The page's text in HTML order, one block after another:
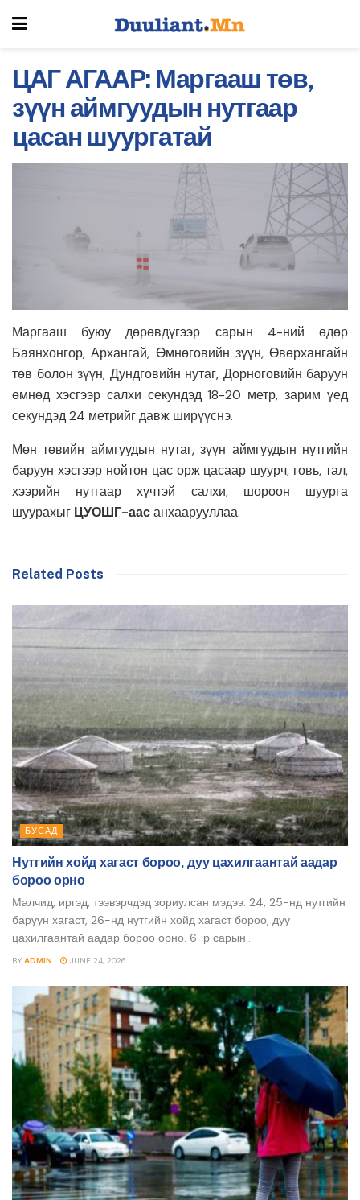
ЦАГ АГААР: Маргааш төв,
зүүн аймгуудын нутгаар
цасан шуургатай
Маргааш буюу дөрөвдүгээр сарын 4-ний өдөр
Баянхонгор, Архангай, Өмнөговийн зүүн, Өвөрхангайн
төв болон зүүн, Дундговийн нутаг, Дорноговийн баруун
өмнөд хэсгээр салхи секундэд 18-20 метр, зарим үед
секундэд 24 метрийг давж ширүүснэ.
Мөн төвийн аймгуудын нутаг, зүүн аймгуудын нутгийн
баруун хэсгээр нойтон цас орж цасаар шуурч, говь, тал,
хээрийн нутгаар хүчтэй салхи, шороон шуурга
шуурахыг ЦУОШГ-аасанхаарууллаа.
Related Posts
БУСАД
Нутгийн хойд хагаст бороо, дуу цахилгаантай аадар
бороо орно
Малчид, иргэд, тээвэрчдэд зориулсан мэдээ: 24, 25-нд нутгийн
баруун хагаст, 26-нд нутгийн хойд хагаст бороо, дуу
цахилгаантай аадар бороо орно. 6-р сарын...
BY ADMIN JUNE 24, 2026